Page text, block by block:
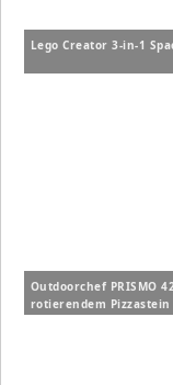
Lego Creator 3-in-1
Outdoorchef PRISMO
rotierendem